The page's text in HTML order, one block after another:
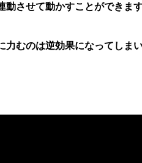
させて動かすことができま
むのは逆効果になってしまい